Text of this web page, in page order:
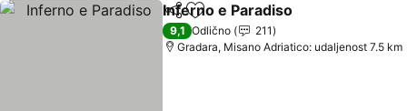
Deli Dodati u favorite
Inferno e Paradiso
9,1 Odlično
211
Gradara, Misano Adriatico: udaljenost 7.5 km